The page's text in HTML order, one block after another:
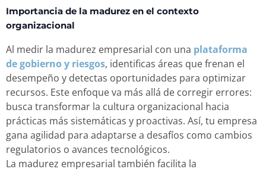
Importancia de la madurez en el contexto
organizacional
Al medir la madurez empresarial con una plataforma
de gobierno y riesgos, identificas áreas que frenan el
desempeño y detectas oportunidades para optimizar
recursos. Este enfoque va más allá de corregir errores:
busca transformar la cultura organizacional hacia
prácticas más sistemáticas y proactivas. Así, tu empresa
gana agilidad para adaptarse a desafíos como cambios
regulatorios o avances tecnológicos.
La madurez empresarial también facilita la